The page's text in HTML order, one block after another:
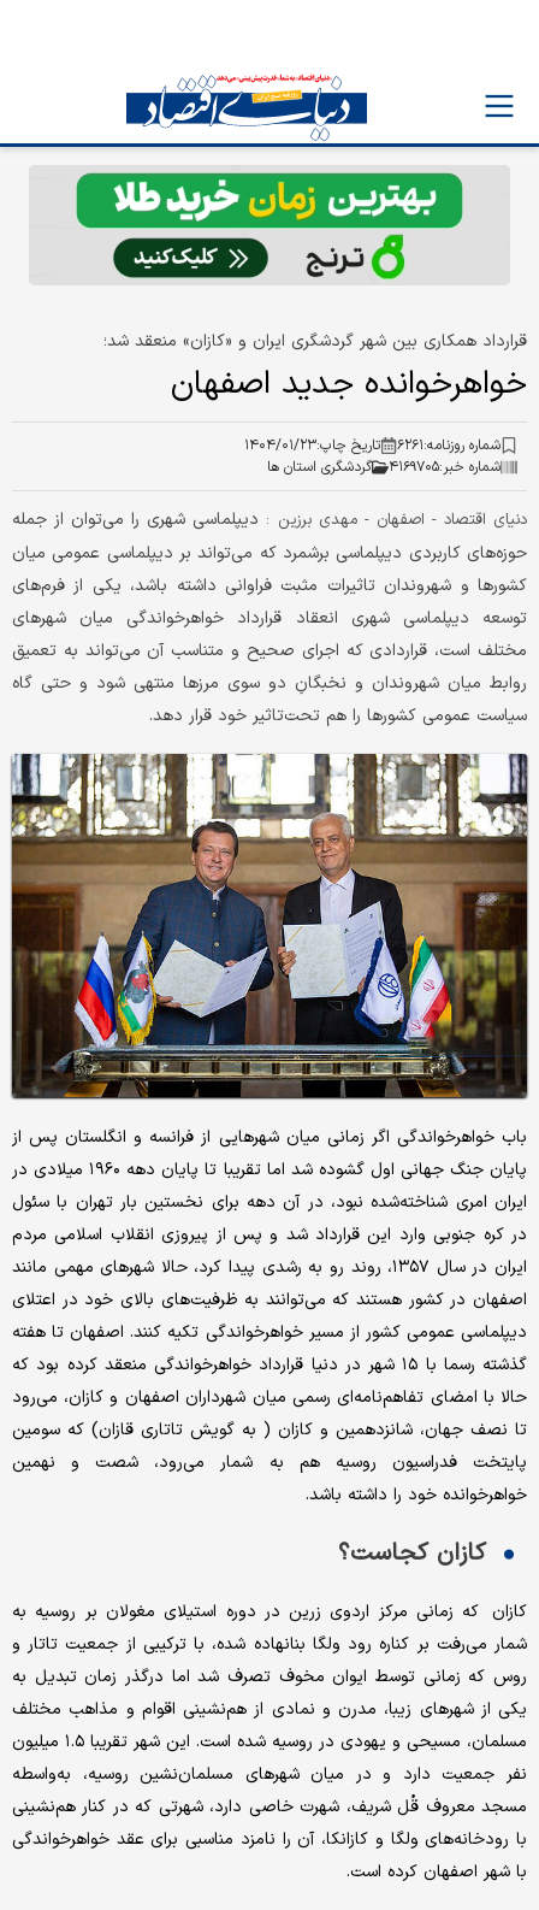
قرارداد همکاری بین شهر گردشگری ایران و «کازان» منعقد شد؛
خواهر‌خوانده جدید اصفهان
شماره روزنامه:۶۲۶۱ تاریخ چاپ:۱۴۰۴/۰۱/۲۳
شماره خبر:۴۱۶۹۷۰۵ گردشگری استان ها
دنیای اقتصاد - اصفهان - مهدی برزین : دیپلماسی شهری را می‌‌‌توان از جمله
حوزه‌‌‌های کاربردی دیپلماسی برشمرد که می‌‌‌تواند بر دیپلماسی عمومی میان
کشورها و شهروندان تاثیرات مثبت فراوانی داشته باشد، یکی از فرم‌‌‌های
توسعه دیپلماسی شهری انعقاد قرارداد خواهرخواندگی میان شهرهای
مختلف است، قراردادی که اجرای صحیح و متناسب آن می‌‌‌تواند به تعمیق
روابط میان شهروندان و نخبگانِ دو سوی مرزها منتهی شود و حتی گاه
سیاست عمومی کشورها را هم تحت‌تاثیر خود قرار دهد.
باب خواهرخواندگی اگر زمانی میان شهرهایی از فرانسه و انگلستان پس از
پایان جنگ جهانی اول گشوده شد اما تقریبا تا پایان دهه ۱۹۶۰ میلادی در
ایران امری شناخته‌‌‌شده نبود، در آن دهه برای نخستین بار تهران با سئول
در کره جنوبی وارد این قرارداد شد و پس از پیروزی انقلاب اسلامی مردم
ایران در سال ۱۳۵۷، روند رو به رشدی پیدا کرد، حالا شهرهای مهمی مانند
اصفهان در کشور هستند که می‌‌‌توانند به ظرفیت‌‌‌های بالای خود در اعتلای
دیپلماسی عمومی کشور از مسیر خواهرخواندگی تکیه کنند. اصفهان تا هفته
گذشته رسما با ۱۵ شهر در دنیا قرارداد خواهرخواندگی منعقد کرده بود که
حالا با امضای تفاهم‌‌‌نامه‌‌‌ای رسمی میان شهرداران اصفهان و کازان، می‌‌‌رود
تا نصف جهان، شانزدهمین و کازان ( به گویش تاتاری قازان) که سومین
پایتخت فدراسیون روسیه هم به شمار می‌‌‌رود، شصت و نهمین
خواهرخوانده خود را داشته باشد.
کازان کجاست؟
کازان که زمانی مرکز اردوی زرین در دوره استیلای مغولان بر روسیه به
شمار می‌‌‌رفت بر کناره رود ولگا بنانهاده شده، با ترکیبی از جمعیت تاتار و
روس که زمانی توسط ایوان مخوف تصرف شد اما درگذر زمان تبدیل به
یکی از شهرهای زیبا، مدرن و نمادی از هم‌‌‌نشینی اقوام و مذاهب‌‌‌ مختلف
مسلمان، مسیحی و یهودی در روسیه شده است. این شهر تقریبا ۱.۵ میلیون
نفر جمعیت دارد و در میان شهرهای مسلمان‌‌‌نشین روسیه، به‌‌‌واسطه
مسجد معروف قُل شریف، شهرت خاصی دارد، شهرتی که در کنار هم‌‌‌نشینی
با رودخانه‌‌‌های ولگا و کازانکا، آن را نامزد مناسبی برای عقد خواهرخواندگی
با شهر اصفهان کرده است.